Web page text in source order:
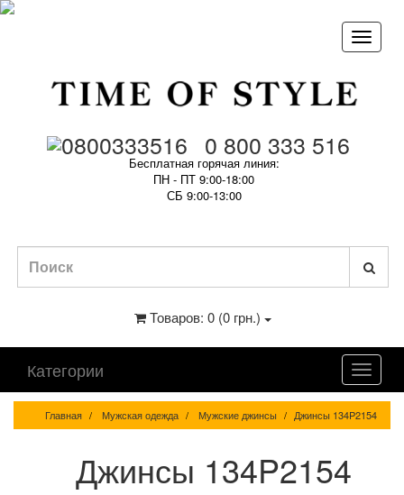
0 800 333 516
Бесплатная горячая линия:
ПН - ПТ 9:00-18:00
СБ 9:00-13:00
Товаров: 0 (0 грн.)
Категории
Главная Мужская одежда Мужские джинсы Джинсы 134P2154
Джинсы 134P2154